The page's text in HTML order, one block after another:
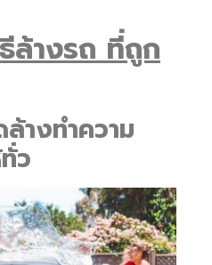
ล้างรถ ที่ถูก
ล้างทำความ
ว